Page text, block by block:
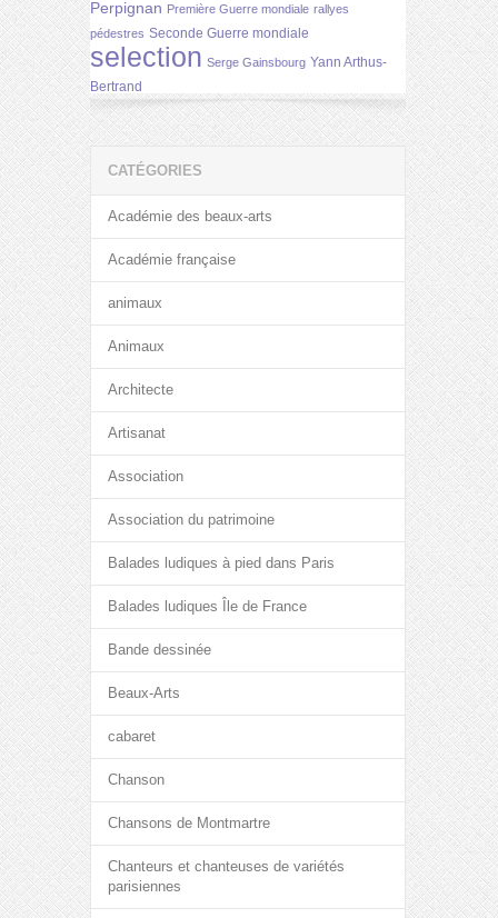
Perpignan Première Guerre mondiale rallyes
pédestres Seconde Guerre mondiale
selection Serge Gainsbourg Yann Arthus-
Bertrand
CATÉGORIES
Académie des beaux-arts
Académie française
animaux
Animaux
Architecte
Artisanat
Association
Association du patrimoine
Balades ludiques à pied dans Paris
Balades ludiques Île de France
Bande dessinée
Beaux-Arts
cabaret
Chanson
Chansons de Montmartre
Chanteurs et chanteuses de variétés
parisiennes